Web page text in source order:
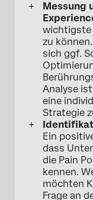
Messung
wichtigste
zu
sich ggf.
Analyse
eine
Strategie
Ein
dass
die Pain
kennen.
möchten
Frage an